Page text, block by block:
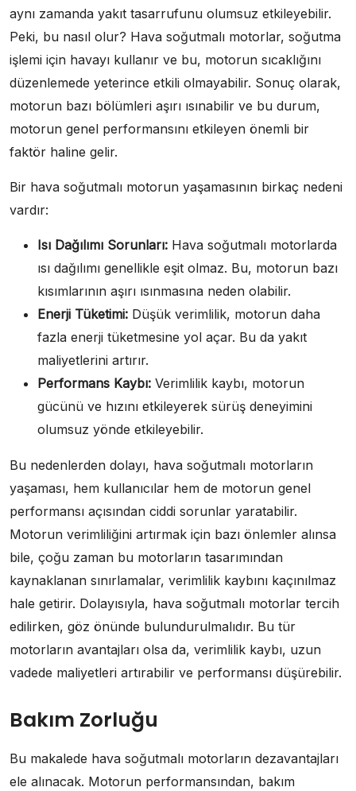
aynı zamanda yakıt tasarrufunu olumsuz etkileyebilir.
Peki, bu nasıl olur? Hava soğutmalı motorlar, soğutma
işlemi için havayı kullanır ve bu, motorun sıcaklığını
düzenlemede yeterince etkili olmayabilir. Sonuç olarak,
motorun bazı bölümleri aşırı ısınabilir ve bu durum,
motorun genel performansını etkileyen önemli bir
faktör haline gelir.
Bir hava soğutmalı motorun yaşamasının birkaç nedeni
vardır:
Isı Dağılımı Sorunları: Hava soğutmalı motorlarda
ısı dağılımı genellikle eşit olmaz. Bu, motorun bazı
kısımlarının aşırı ısınmasına neden olabilir.
Enerji Tüketimi: Düşük verimlilik, motorun daha
fazla enerji tüketmesine yol açar. Bu da yakıt
maliyetlerini artırır.
Performans Kaybı: Verimlilik kaybı, motorun
gücünü ve hızını etkileyerek sürüş deneyimini
olumsuz yönde etkileyebilir.
Bu nedenlerden dolayı, hava soğutmalı motorların
yaşaması, hem kullanıcılar hem de motorun genel
performansı açısından ciddi sorunlar yaratabilir.
Motorun verimliliğini artırmak için bazı önlemler alınsa
bile, çoğu zaman bu motorların tasarımından
kaynaklanan sınırlamalar, verimlilik kaybını kaçınılmaz
hale getirir. Dolayısıyla, hava soğutmalı motorlar tercih
edilirken, göz önünde bulundurulmalıdır. Bu tür
motorların avantajları olsa da, verimlilik kaybı, uzun
vadede maliyetleri artırabilir ve performansı düşürebilir.
Bakım Zorluğu
Bu makalede hava soğutmalı motorların dezavantajları
ele alınacak. Motorun performansından, bakım